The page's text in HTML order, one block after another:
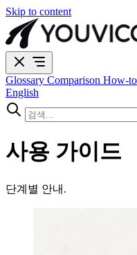
Skip to content
Glossary Comparison How-to
English
사용 가이드
단계별 안내.